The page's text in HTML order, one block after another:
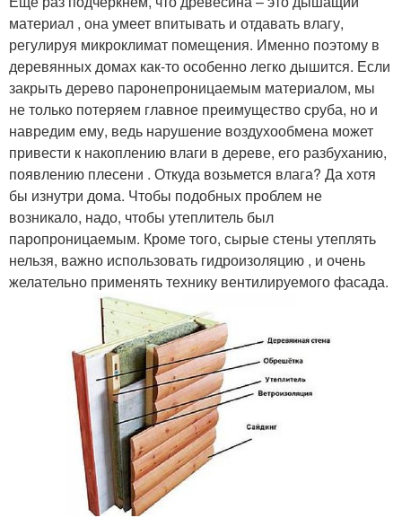
материал , она умеет впитывать и отдавать влагу,
регулируя микроклимат помещения. Именно поэтому в
деревянных домах как-то особенно легко дышится. Если
закрыть дерево паронепроницаемым материалом, мы
не только потеряем главное преимущество сруба, но и
навредим ему, ведь нарушение воздухообмена может
привести к накоплению влаги в дереве, его разбуханию,
появлению плесени . Откуда возьмется влага? Да хотя
бы изнутри дома. Чтобы подобных проблем не
возникало, надо, чтобы утеплитель был
паропроницаемым. Кроме того, сырые стены утеплять
нельзя, важно использовать гидроизоляцию , и очень
желательно применять технику вентилируемого фасада.